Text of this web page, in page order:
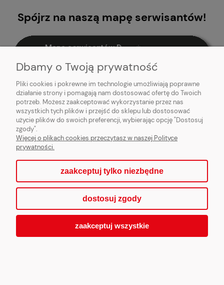
Spójrz na naszą mapę serwisantów!
Newsletter
Dbamy o Twoją prywatność
Pliki cookies i pokrewne im technologie umożliwiają poprawne
działanie strony i pomagają nam dostosować ofertę do Twoich
potrzeb. Możesz zaakceptować wykorzystanie przez nas
wszystkich tych plików i przejść do sklepu lub dostosować
użycie plików do swoich preferencji, wybierając opcję "Dostosuj
zgody".
Więcej o plikach cookies przeczytasz w naszej Polityce
prywatności.
zaakceptuj tylko niezbędne
dostosuj zgody
zaakceptuj wszystkie